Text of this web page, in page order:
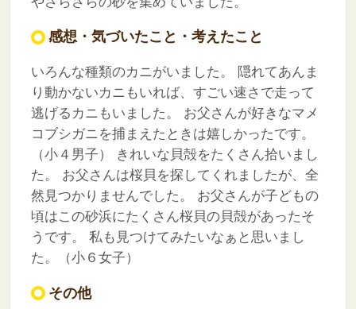
感想・気づいたこと・考えたこと
いろんな種類のカニがいました。
隠れてあんま
り動かないカニもいれば、すごい速さで走って
逃げるカニもいました。
お父さんが好きなマメ
コブシガニを捕まえたときは嬉しかったです。
（小４男子）
きれいな貝殻をたくさん拾いまし
た。
お父さんは桜貝を探してくれましたが、全
然見つかりませんでした。
お父さんが子どもの
頃はこの砂浜にたくさん桜貝の貝殻があったそ
うです。
私も見つけてみたいなぁと思いまし
た。（小６女子）
その他